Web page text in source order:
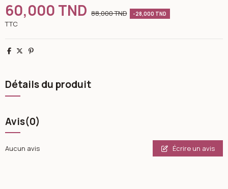
60,000 TND 88,000 TND -28,000 TND
TTC
Partager
TweetPinterest
Détails du produit
Avis(0)
Aucun avis Écrire un avis